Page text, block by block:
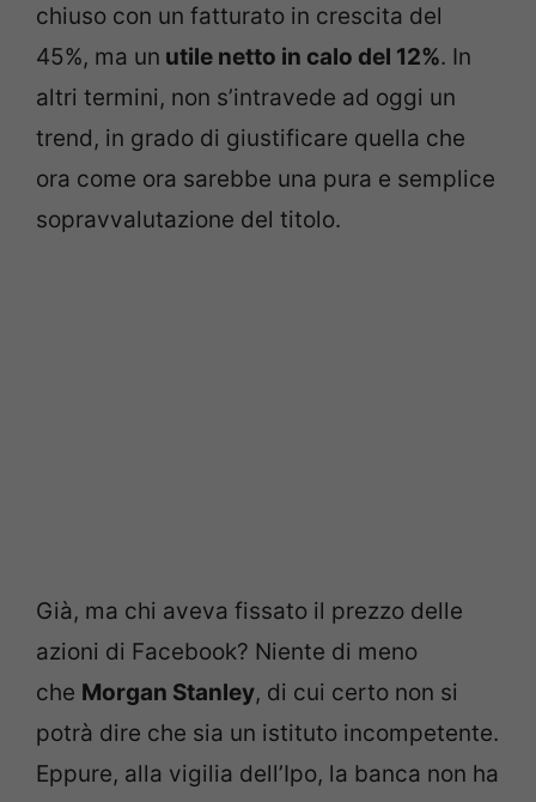
chiuso con un fatturato in crescita del
45%, ma un utile netto in calo del 12%. In
altri termini, non s’intravede ad oggi un
trend, in grado di giustificare quella che
ora come ora sarebbe una pura e semplice
sopravvalutazione del titolo.
Già, ma chi aveva fissato il prezzo delle
azioni di Facebook? Niente di meno
che Morgan Stanley, di cui certo non si
potrà dire che sia un istituto incompetente.
Eppure, alla vigilia dell’Ipo, la banca non ha